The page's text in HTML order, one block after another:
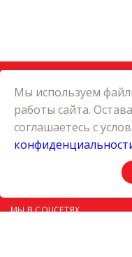
КАТАЛОГ
КАРЬЕРА
О КОМПАНИИ
ПОЛИТИКА
МЫ В СОЦСЕТЯХ
Мы используем
работы сайта.
соглашаетесь с